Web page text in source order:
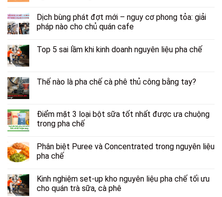
Dịch bùng phát đợt mới – nguy cơ phong tỏa: giải
pháp nào cho chủ quán cafe
Top 5 sai lầm khi kinh doanh nguyên liệu pha chế
Thế nào là pha chế cà phê thủ công bằng tay?
Điểm mặt 3 loại bột sữa tốt nhất được ưa chuộng
trong pha chế
Phân biệt Puree và Concentrated trong nguyên liệu
pha chế
Kinh nghiệm set-up kho nguyên liệu pha chế tối ưu
cho quán trà sữa, cà phê